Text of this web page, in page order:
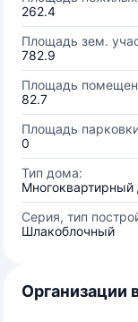
262.4
Площадь зем.
782.9
Площадь
82.7
Площадь
0
Тип дома:
Многоквартирный
Серия, тип
Шлакоблочный
Организации